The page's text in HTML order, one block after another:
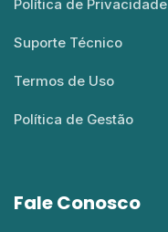
Política de Privacidade
Suporte Técnico
Termos de Uso
Política de Gestão
Fale Conosco